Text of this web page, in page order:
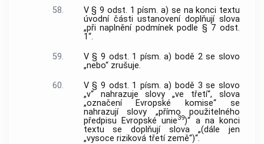
58.
V § 9 odst. 1 písm. a) se na konci textu
úvodní části ustanovení doplňují slova
„při naplnění podmínek podle § 7 odst.
1“.
59.
V § 9 odst. 1 písm. a) bodě 2 se slovo
„nebo“ zrušuje.
60.
V § 9 odst. 1 písm. a) bodě 3 se slovo
„v“ nahrazuje slovy „ve třetí“, slova
„označení Evropské komise“ se
nahrazují slovy „přímo použitelného
předpisu Evropské unie39)“ a na konci
textu se doplňují slova „(dále jen
„vysoce riziková třetí země“)“.